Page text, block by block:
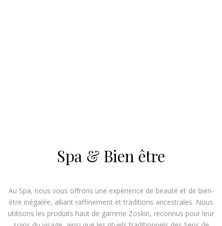
Spa & Bien être
Au Spa, nous vous offrons une expérience de beauté et de bien-
être inégalée, alliant raffinement et traditions ancestrales. Nous
utilisons les produits haut de gamme Zoskin, reconnus pour leur